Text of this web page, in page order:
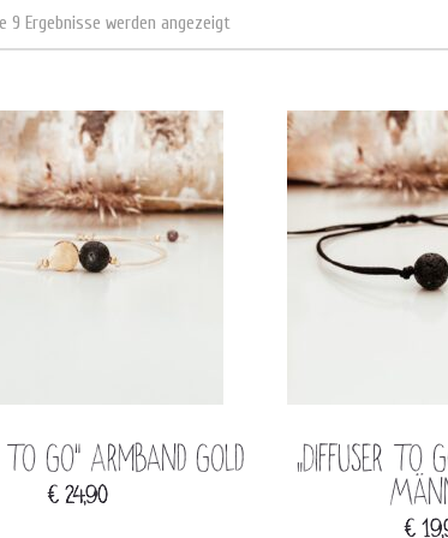
9 Ergebnisse werden angezeigt
to go“ Armband gold
€24,90
„Diffuser to
€